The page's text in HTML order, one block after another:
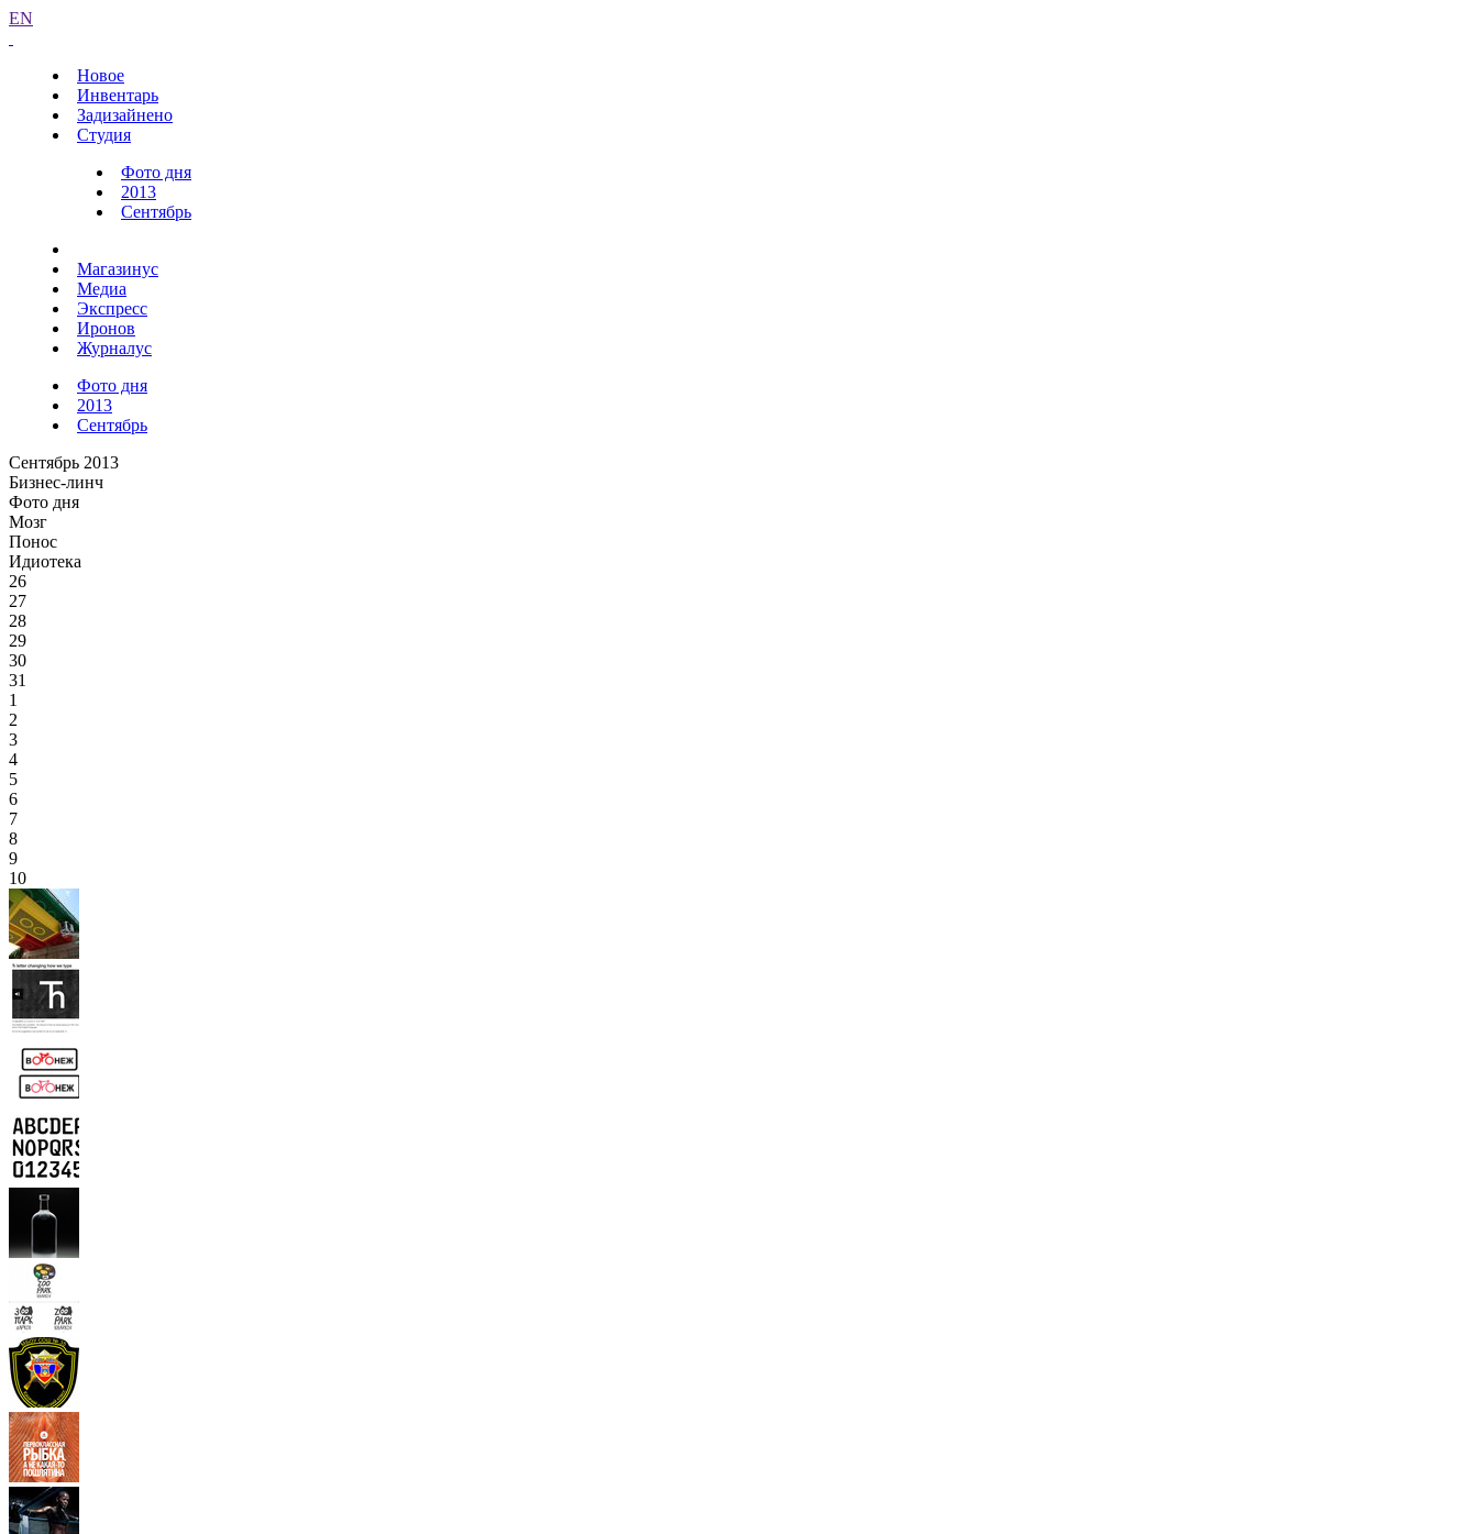
EN
Новое
Инвентарь
Задизайнено
Студия
Фото дня
2013
Сентябрь
Магазинус
Медиа
Экспресс
Иронов
Журналус
Фото дня
2013
Сентябрь
Сентябрь 2013
Бизнес-линч
Фото дня
Мозг
Понос
Идиотека
26
27
28
29
30
31
1
2
3
4
5
6
7
8
9
10